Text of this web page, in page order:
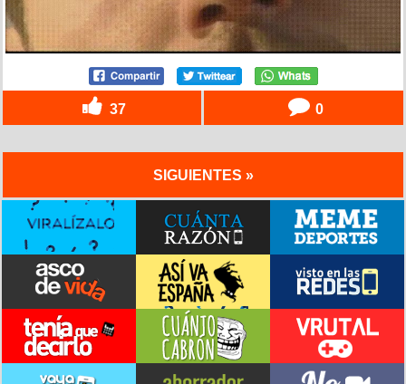
37 0
SIGUIENTES »